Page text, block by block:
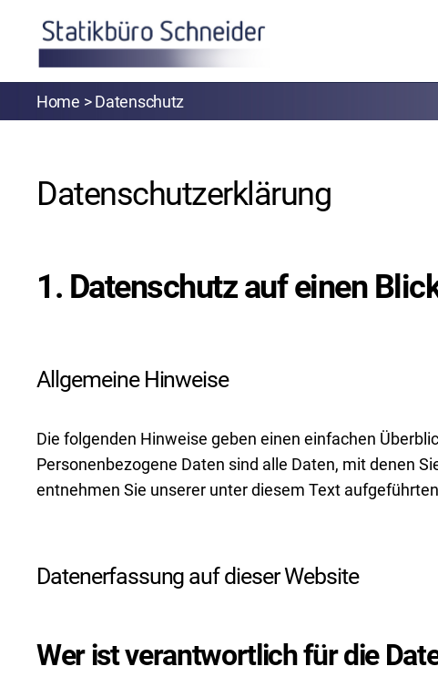
Statikbuero-
SchneiderDatenschutz
Datenschutz­erklärung
1. Datenschutz auf einen
Allgemeine Hinweise
Die folgenden Hinweise geben einen einfachen
Personenbezogene Daten sind alle Daten, mit denen
entnehmen Sie unserer unter diesem Text
Datenerfassung auf dieser Website
Wer ist verantwortlich für die